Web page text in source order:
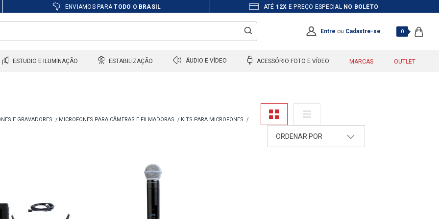
ENVIAMOS PARATODO O BRASIL ATÉ 12X E PREÇO ESPECIAL NO BOLETO
Entre ou Cadastre-se 0
ESTUDIO E ILUMINAÇÃO ESTABILIZAÇÃO ÁUDIO E VÍDEO ACESSÓRIO FOTO E VÍDEO MARCAS OUTLET
E GRAVADORES MICROFONES PARA CÂMERAS E FILMADORAS KITS PARA MICROFONES
ORDENAR POR